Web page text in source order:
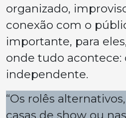
organizado,
conexão com o
importante, para
onde tudo acontece:
independente.
“Os rolês
casas de show ou